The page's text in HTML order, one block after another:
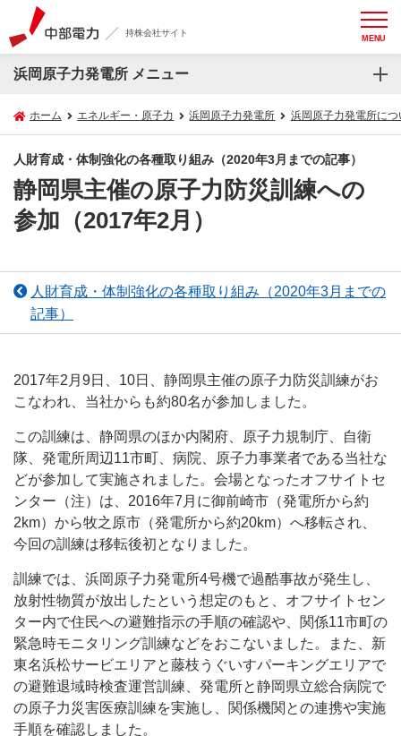
持株会社サイト MENU
浜岡原子力発電所 メニュー
ホーム エネルギー・原子力 浜岡原子力発電所 浜岡原子力発電所につ
人財育成・体制強化の各種取り組み（2020年3月までの記事）
静岡県主催の原子力防災訓練への
参加（2017年2月）
人財育成・体制強化の各種取り組み（2020年3月までの
記事）
2017年2月9日、10日、静岡県主催の原子力防災訓練がお
こなわれ、当社からも約80名が参加しました。
この訓練は、静岡県のほか内閣府、原子力規制庁、自衛
隊、発電所周辺11市町、病院、原子力事業者である当社な
どが参加して実施されました。会場となったオフサイトセ
ンター（注）は、2016年7月に御前崎市（発電所から約
2km）から牧之原市（発電所から約20km）へ移転され、
今回の訓練は移転後初となりました。
訓練では、浜岡原子力発電所4号機で過酷事故が発生し、
放射性物質が放出したという想定のもと、オフサイトセン
ター内で住民への避難指示の手順の確認や、関係11市町の
緊急時モニタリング訓練などをおこないました。また、新
東名浜松サービエリアと藤枝うぐいすパーキングエリアで
の避難退域時検査運営訓練、発電所と静岡県立総合病院で
の原子力災害医療訓練を実施し、関係機関との連携や実施
手順を確認しました。